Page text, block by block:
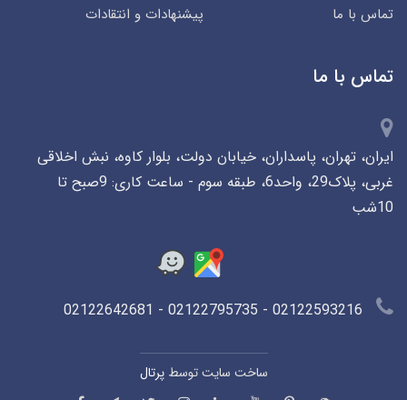
تماس با ما
پیشنهادات و انتقادات
تماس با ما
ایران، تهران، پاسداران، خیابان دولت، بلوار کاوه، نبش اخلاقی
غربی، پلاک29، واحد6، طبقه سوم - ساعت کاری: 9صبح تا
10شب
ساخت سایت توسطپرتال